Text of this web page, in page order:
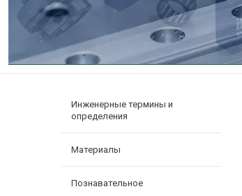
Инженерные термины и
определения
Материалы
Познавательное